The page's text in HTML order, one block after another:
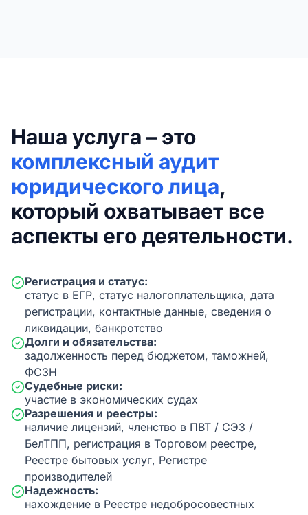
Наша услуга – это
комплексный аудит
юридического лица,
который охватывает все
аспекты его деятельности.
Регистрация и статус:
статус в ЕГР, статус налогоплательщика, дата
регистрации, контактные данные, сведения о
ликвидации, банкротство
Долги и обязательства:
задолженность перед бюджетом, таможней,
ФСЗН
Судебные риски:
участие в экономических судах
Разрешения и реестры:
наличие лицензий, членство в ПВТ / СЭЗ /
БелТПП, регистрация в Торговом реестре,
Реестре бытовых услуг, Регистре
производителей
Надежность:
нахождение в Реестре недобросовестных